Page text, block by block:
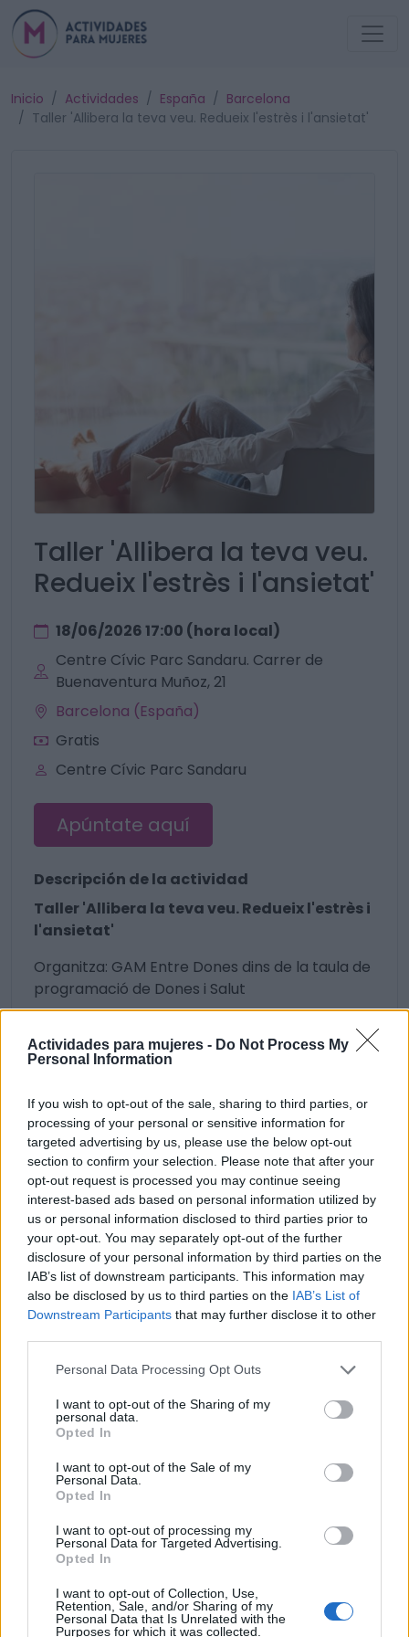
Actividades para mujeres - Do Not Process My
Personal Information
If you wish to opt-out of the sale, sharing to third parties, or
processing of your personal or sensitive information for
targeted advertising by us, please use the below opt-out
section to confirm your selection. Please note that after your
opt-out request is processed you may continue seeing
interest-based ads based on personal information utilized by
us or personal information disclosed to third parties prior to
your opt-out. You may separately opt-out of the further
disclosure of your personal information by third parties on the
IAB’s list of downstream participants. This information may
also be disclosed by us to third parties on the IAB’s List of
Downstream Participants that may further disclose it to other
Personal Data Processing Opt Outs
I want to opt-out of the Sharing of my
personal data.
Opted In
I want to opt-out of the Sale of my
Personal Data.
Opted In
I want to opt-out of processing my
Personal Data for Targeted Advertising.
Opted In
I want to opt-out of Collection, Use,
Retention, Sale, and/or Sharing of my
Personal Data that Is Unrelated with the
Purposes for which it was collected.
Inicio Actividades España
Barcelona
Taller 'Allibera la teva veu. Redueix l'estrès i l'ansietat'
Taller 'Allibera la teva veu.
Redueix l'estrès i l'ansietat'
18/06/2026 17:00 (hora local)
Centre Cívic Parc Sandaru. Carrer de
Buenaventura Muñoz, 21
Barcelona (España)
Gratis
Centre Cívic Parc Sandaru
Apúntate aquí
Descripción de la actividad
Taller 'Allibera la teva veu. Redueix l'estrès i
l'ansietat'
Organitza: GAM Entre Dones dins de la taula de
programació de Dones i Salut
16 visualizaciones Autocuidado
Únete a nuestra comunidad y
mantente informada de
nuestras novedades
He leído y acepto lapolítica de privacidad
elaviso legal.
Unirme